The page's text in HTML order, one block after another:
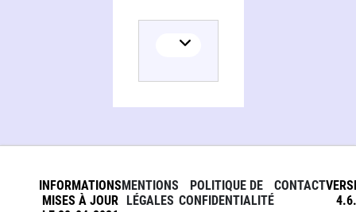
INFORMATIONS
MISES À JOUR
MENTIONS
LÉGALES
POLITIQUE DE
CONFIDENTIALITÉ
CONTACT